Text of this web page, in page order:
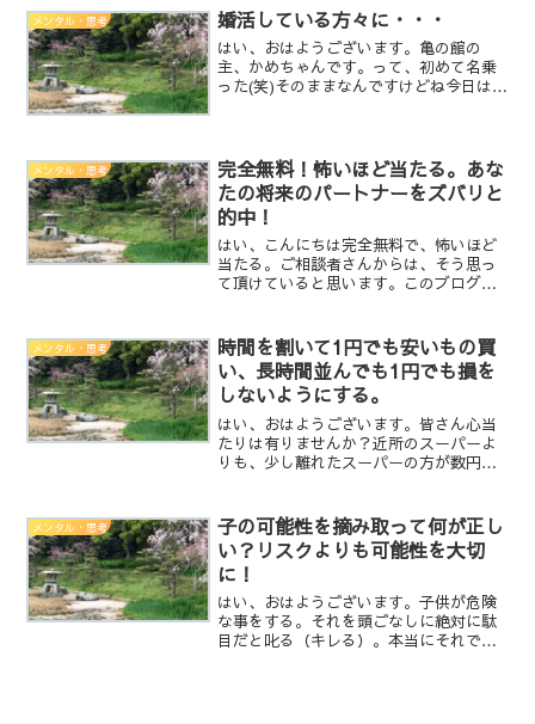
るんですよね。それは、自信が持てなく
て人からの目を気にし過...
メンタル・思考 婚活している方々に・・・
はい、おはようございます。亀の館の
主、かめちゃんです。って、初めて名乗
った(笑)そのままなんですけどね今日は、
（離婚調停申立）↓2週間...
メンタル・思考
完全無料！怖いほど当たる。あな
たの将来のパートナーをズバリと
的中！
はい、こんにちは完全無料で、怖いほど
当たる。ご相談者さんからは、そう思っ
て頂けていると思います。このブログか
にタイトルなんですが、「完全無料 占
い 当たる」で、ググ...
メンタル・思考
時間を割いて1円でも安いもの買
い、長時間並んでも1円でも損を
しないようにする。
はい、おはようございます。皆さん心当
たりは有りませんか？近所のスーパーよ
りも、少し離れたスーパーの方が数円安
んでお金をおろしたり・・・お金を得る
ために敢えて残業したり・...
メンタル・思考
子の可能性を摘み取って何が正し
い？リスクよりも可能性を大切
に！
はい、おはようございます。子供が危険
な事をする。それを頭ごなしに絶対に駄
目だと叱る（キレる）。本当にそれで良